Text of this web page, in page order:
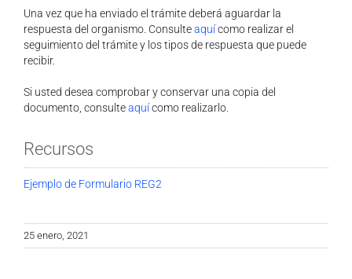
Una vez que ha enviado el trámite deberá aguardar la
respuesta del organismo. Consulteaquícomo realizar el
seguimiento del trámite y los tipos de respuesta que puede
recibir.
Si usted desea comprobar y conservar una copia del
documento, consulteaquícomo realizarlo.
Recursos
Ejemplo de Formulario REG2
25 enero, 2021